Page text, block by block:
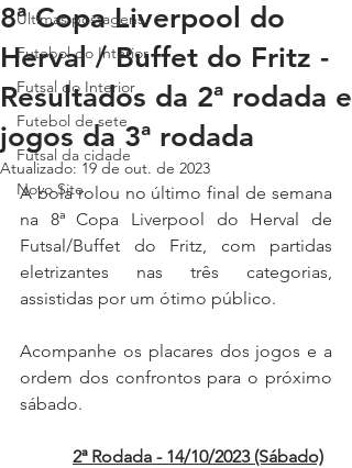
Últimas postagens
Futebol do Interior
Futsal do Interior
Futebol de sete
Futsal da cidade
Novo Site
8ª Copa Liverpool do
Herval / Buffet do Fritz -
Resultados da 2ª rodada e
jogos da 3ª rodada
Atualizado: 19 de out. de 2023
A bola rolou no último final de semana
na 8ª Copa Liverpool do Herval de
Futsal/Buffet do Fritz, com partidas
eletrizantes nas três categorias,
assistidas por um ótimo público.
Acompanhe os placares dos jogos e a
ordem dos confrontos para o próximo
sábado.
2ª Rodada - 14/10/2023 (Sábado)